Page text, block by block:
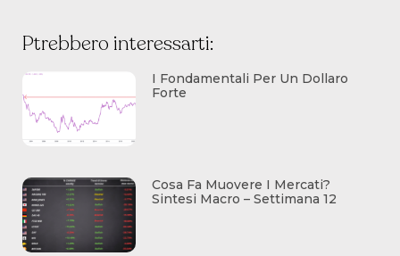
Ptrebbero interessarti:
I Fondamentali Per Un Dollaro
Forte
Cosa Fa Muovere I Mercati?
Sintesi Macro – Settimana 12